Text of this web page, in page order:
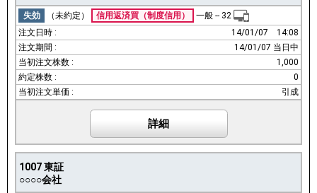
失効 （未約定） 信用返済買（制度信用） 一般 -- 32
14/01/07
14:08
14/01/07 当日中
1,000
0
引成
詳細
1007 東証
○○○○会社